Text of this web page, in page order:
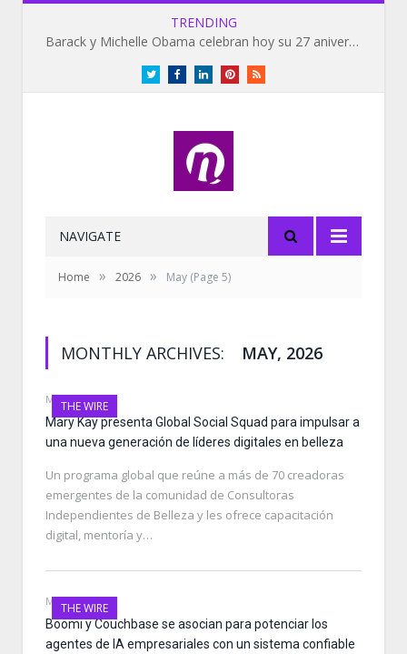
TRENDING
Barack y Michelle Obama celebran hoy su 27 aniversario de bodas
TwitterFacebookLinkedInPinterestRSS
NAVIGATE
Home » 2026 » May (Page 5)
MONTHLY ARCHIVES: MAY, 2026
THE WIRE
MAY 14, 2026
Mary Kay presenta Global Social Squad para impulsar a
una nueva generación de líderes digitales en belleza
Un programa global que reúne a más de 70 creadoras
emergentes de la comunidad de Consultoras
Independientes de Belleza y les ofrece capacitación
digital, mentoría y…
THE WIRE
MAY 14, 2026
Boomi y Couchbase se asocian para potenciar los
agentes de IA empresariales con un sistema confiable